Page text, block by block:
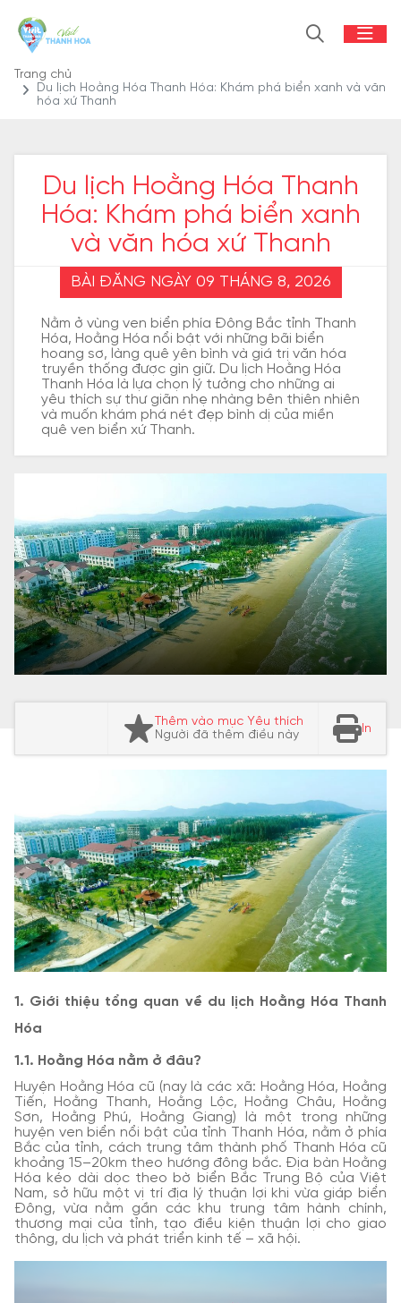
Trang chủ
Du lịch Hoằng Hóa Thanh Hóa: Khám phá biển xanh và văn
hóa xứ Thanh
Du lịch Hoằng Hóa Thanh
Hóa: Khám phá biển xanh
và văn hóa xứ Thanh
BÀI ĐĂNG NGÀY 09 THÁNG 8, 2026
Nằm ở vùng ven biển phía Đông Bắc tỉnh Thanh
Hóa, Hoằng Hóa nổi bật với những bãi biển
hoang sơ, làng quê yên bình và giá trị văn hóa
truyền thống được gìn giữ. Du lịch Hoằng Hóa
Thanh Hóa là lựa chọn lý tưởng cho những ai
yêu thích sự thư giãn nhẹ nhàng bên thiên nhiên
và muốn khám phá nét đẹp bình dị của miền
quê ven biển xứ Thanh.
Thêm vào mục Yêu thích
Người đã thêm điều này
In
1. Giới thiệu tổng quan về du lịch Hoằng Hóa Thanh
Hóa
1.1. Hoằng Hóa nằm ở đâu?
Huyện Hoằng Hóa cũ (nay là các xã: Hoằng Hóa, Hoằng
Tiến, Hoằng Thanh, Hoằng Lộc, Hoằng Châu, Hoằng
Sơn, Hoằng Phú, Hoằng Giang) là một trong những
huyện ven biển nổi bật của tỉnh Thanh Hóa, nằm ở phía
Bắc của tỉnh, cách trung tâm thành phố Thanh Hóa cũ
khoảng 15–20km theo hướng đông bắc. Địa bàn Hoằng
Hóa kéo dài dọc theo bờ biển Bắc Trung Bộ của Việt
Nam, sở hữu một vị trí địa lý thuận lợi khi vừa giáp biển
Đông, vừa nằm gần các khu trung tâm hành chính,
thương mại của tỉnh, tạo điều kiện thuận lợi cho giao
thông, du lịch và phát triển kinh tế – xã hội.